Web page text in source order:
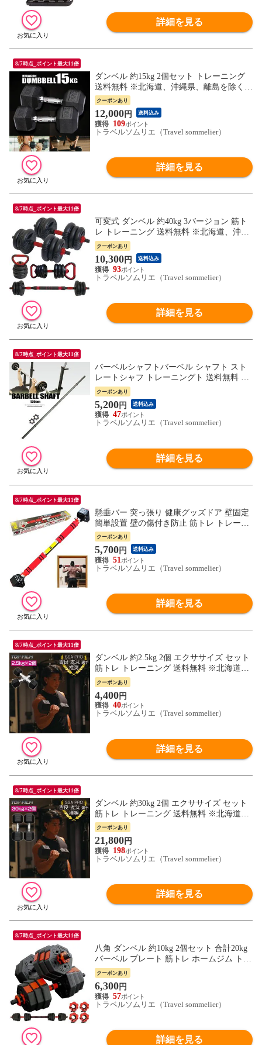
詳細を見る
8/7時点_ポイント最大11倍
ダンベル 約15kg 2個セット トレーニング
送料無料 ※北海道、沖縄県、離島を除く
【ロジ発送】 トラベルソムリエ w-tre5
クーポンあり
12,000円 送料込み
109
トラベルソムリエ（Travel sommelier）
詳細を見る
8/7時点_ポイント最大11倍
可変式 ダンベル 約40kg 3バージョン 筋ト
レ トレーニング 送料無料 ※北海道、沖縄
県、離島を除く 【ロジ発送】 トラベルソ
ムリエ w-tre5
クーポンあり
10,300円 送料込み
93
トラベルソムリエ（Travel sommelier）
詳細を見る
8/7時点_ポイント最大11倍
バーベルシャフトバーベル シャフト スト
レートシャフ トレーニングト 送料無料 ※
北海道、沖縄県、離島を除く 【ロジ発送】
トラベルソムリエ w-tre5
クーポンあり
5,200円 送料込み
47
トラベルソムリエ（Travel sommelier）
詳細を見る
8/7時点_ポイント最大11倍
懸垂バー 突っ張り 健康グッズドア 壁固定
簡単設置 壁の傷付き防止 筋トレ トレーニ
ング 懸垂 送料無料 ※北海道、沖縄県、離
島を除く 【ロジ発送】 トラベルソムリエ
w-tre5
クーポンあり
5,700円 送料込み
51
トラベルソムリエ（Travel sommelier）
詳細を見る
8/7時点_ポイント最大11倍
ダンベル 約2.5kg 2個 エクササイズ セット
筋トレ トレーニング 送料無料 ※北海道、
沖縄県、離島を除く 【ロジ発送】 トラベ
ルソムリエ w-tre5
クーポンあり
4,400円
40
トラベルソムリエ（Travel sommelier）
詳細を見る
8/7時点_ポイント最大11倍
ダンベル 約30kg 2個 エクササイズ セット
筋トレ トレーニング 送料無料 ※北海道、
沖縄県、離島を除く 【ロジ発送】 トラベ
ルソムリエ w-tre5
クーポンあり
21,800円
198
トラベルソムリエ（Travel sommelier）
詳細を見る
8/7時点_ポイント最大11倍
八角 ダンベル 約10kg 2個セット 合計20kg
バーベル プレート 筋トレ ホームジム トレ
ーニング 送料無料 ※北海道、沖縄県、離
島を除く 【ロジ発送】 トラベルソムリエ
w-tre5
クーポンあり
6,300円
57
トラベルソムリエ（Travel sommelier）
詳細を見る